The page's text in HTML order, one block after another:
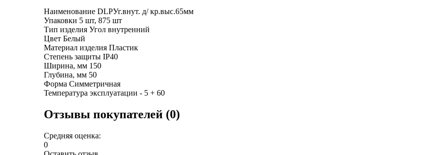
Наименование DLPУг.внут. д/ кр.выс.65мм
Упаковки 5 шт, 875 шт
Тип изделия Угол внутренний
Цвет Белый
Материал изделия Пластик
Степень защиты IP40
Ширина, мм 150
Глубина, мм 50
Форма Симметричная
Температура эксплуатации - 5 + 60
Отзывы покупателей (0)
Средняя оценка:
0